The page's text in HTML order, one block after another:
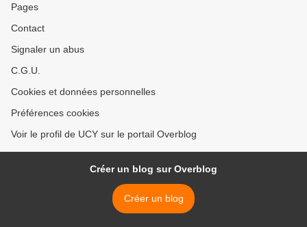
Pages
Contact
Signaler un abus
C.G.U.
Cookies et données personnelles
Préférences cookies
Voir le profil de UCY sur le portail Overblog
Créer un blog sur Overblog
Créer un blog